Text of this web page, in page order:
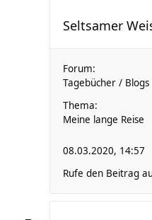
Seltsamer
Forum:
Tagebücher /
Thema:
Meine lange Reise
08.03.2020, 14:57
Rufe den Beitrag